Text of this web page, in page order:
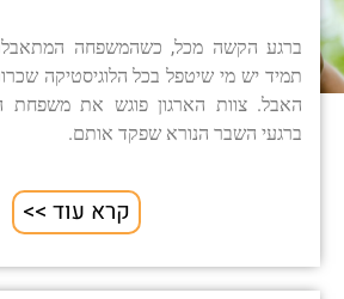
ברגע הקשה מכל, כשהמשפחה
תמיד יש מי שיטפל בכל הלוגיסטיקה
האבל. צוות הארגון פוגש את משפחת
ברגעי השבר הנורא שפקד אותם.
קרא עוד >>